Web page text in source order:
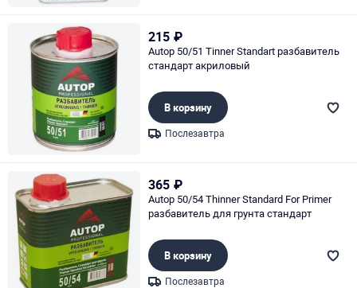
215 ₽
Autop 50/51 Tinner Standart разбавитель
стандарт акриловый
В корзину
Послезавтра
365 ₽
Autop 50/54 Thinner Standard For Primer
разбавитель для грунта стандарт
В корзину
Послезавтра